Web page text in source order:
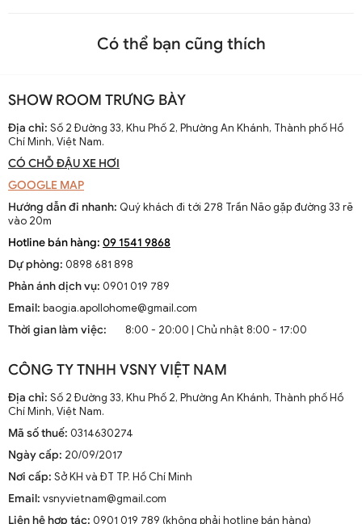
Có thể bạn cũng thích
SHOW ROOM TRƯNG BÀY
Địa chỉ: Số 2 Đường 33, Khu Phố 2, Phường An Khánh, Thành phố Hồ
Chí Minh, Việt Nam.
CÓ CHỖ ĐẬU XE HƠI
GOOGLE MAP
Hướng dẫn đi nhanh: Quý khách đi tới 278 Trần Não gặp đường 33 rẽ
vào 20m
Hotline bán hàng: 09 1541 9868
Dự phòng: 0898 681 898
Phản ánh dịch vụ: 0901 019 789
Email: baogia.apollohome@gmail.com
Thời gian làm việc:
8:00 - 20:00 | Chủ nhật 8:00 - 17:00
CÔNG TY TNHH VSNY VIỆT NAM
Địa chỉ: Số 2 Đường 33, Khu Phố 2, Phường An Khánh, Thành phố Hồ
Chí Minh, Việt Nam.
Mã số thuế: 0314630274
Ngày cấp: 20/09/2017
Nơi cấp: Sở KH và ĐT TP. Hồ Chí Minh
Email: vsnyvietnam@gmail.com
Liên hệ hợp tác: 0901 019 789 (không phải hotline bán hàng)